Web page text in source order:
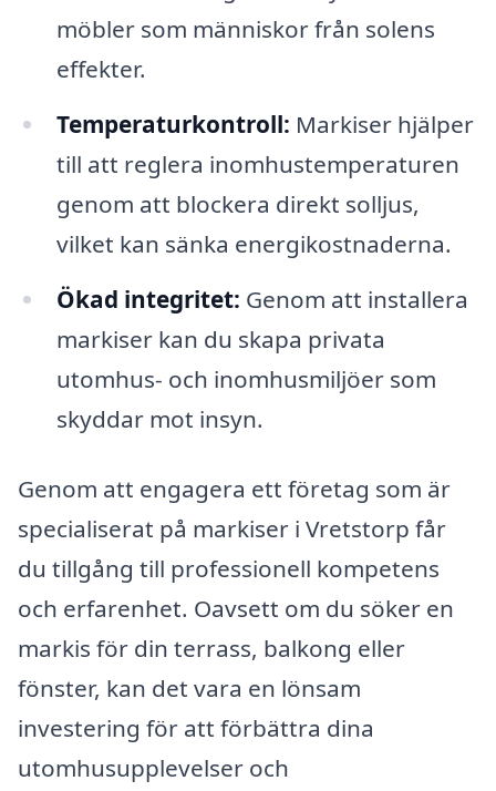
möbler som människor från solens
effekter.
Temperaturkontroll: Markiser hjälper
till att reglera inomhustemperaturen
genom att blockera direkt solljus,
vilket kan sänka energikostnaderna.
Ökad integritet: Genom att installera
markiser kan du skapa privata
utomhus- och inomhusmiljöer som
skyddar mot insyn.
Genom att engagera ett företag som är
specialiserat på markiser i Vretstorp får
du tillgång till professionell kompetens
och erfarenhet. Oavsett om du söker en
markis för din terrass, balkong eller
fönster, kan det vara en lönsam
investering för att förbättra dina
utomhusupplevelser och